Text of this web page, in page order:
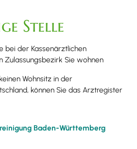
Stelle
bei der Kassenärztlichen
Zulassungsbezirk Sie wohnen
Wohnsitz in der
können Sie das Arztregister
Baden-Württemberg